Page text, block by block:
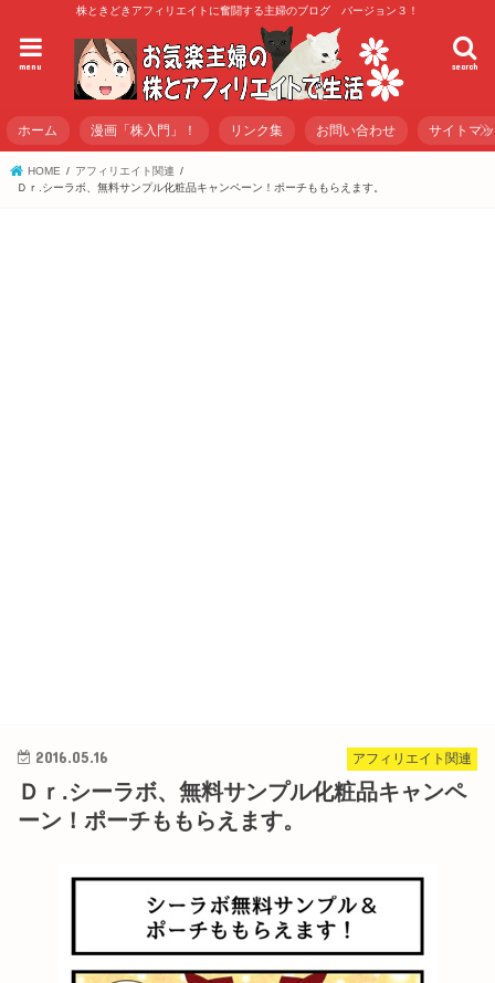
株ときどきアフィリエイトに奮闘する主婦のブログ バージョン３！
search
menu
ホーム 漫画「株入門」！ リンク集 お問い合わせ サイトマ
HOME
アフィリエイト関連
Ｄｒ.シーラボ、無料サンプル化粧品キャンペーン！ポーチももらえます。
アフィリエイト関連
2016.05.16
Ｄｒ.シーラボ、無料サンプル化粧品キャンペ
ーン！ポーチももらえます。